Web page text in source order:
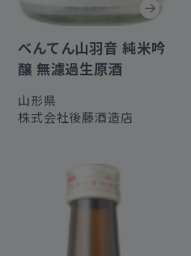
べんてん山羽音 純米吟
醸 無濾過生原酒
山形県
株式会社後藤酒造店